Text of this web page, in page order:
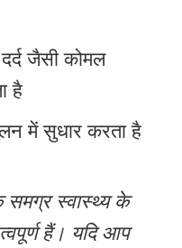
जैसी कोमल
है
में सुधार करता है
स्वास्थ्य के
हैं। यदि आप